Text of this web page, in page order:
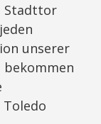
Stadttor
unserer
bekommen